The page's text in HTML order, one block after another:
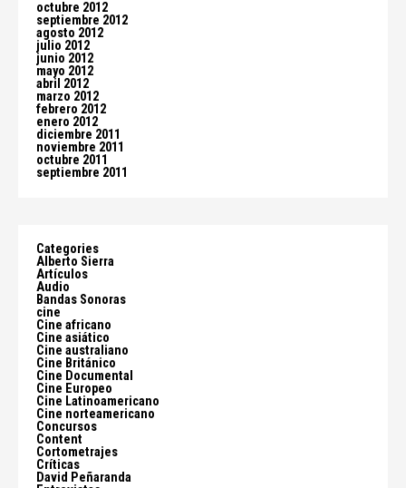
octubre 2012
septiembre 2012
agosto 2012
julio 2012
junio 2012
mayo 2012
abril 2012
marzo 2012
febrero 2012
enero 2012
diciembre 2011
noviembre 2011
octubre 2011
septiembre 2011
Categories
Alberto Sierra
Artículos
Audio
Bandas Sonoras
cine
Cine africano
Cine asiático
Cine australiano
Cine Británico
Cine Documental
Cine Europeo
Cine Latinoamericano
Cine norteamericano
Concursos
Content
Cortometrajes
Críticas
David Peñaranda